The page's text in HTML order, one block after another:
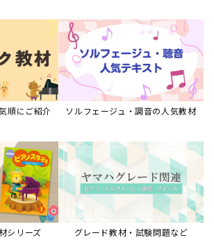
順にご紹介 ソルフェージュ・調音の人気教材
シリーズ グレード教材・試験問題など